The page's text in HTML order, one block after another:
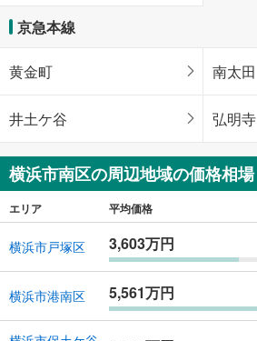
京急本線
黄金町 南太田
井土ケ谷 弘明寺
横浜市南区の周辺地域の価格相場
エリア 平均価格
横浜市戸塚区 3,603万円
横浜市港南区 5,561万円